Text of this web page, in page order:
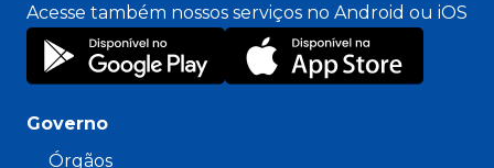
Acesse também nossos serviços no Android ou iOS
Governo
Órgãos